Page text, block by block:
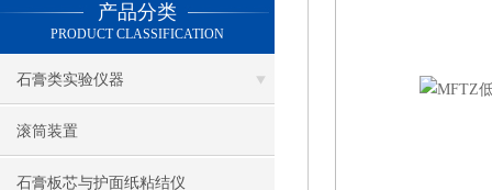
产品分类
PRODUCT CLASSIFICATION
石膏类实验仪器
滚筒装置
石膏板芯与护面纸粘结仪